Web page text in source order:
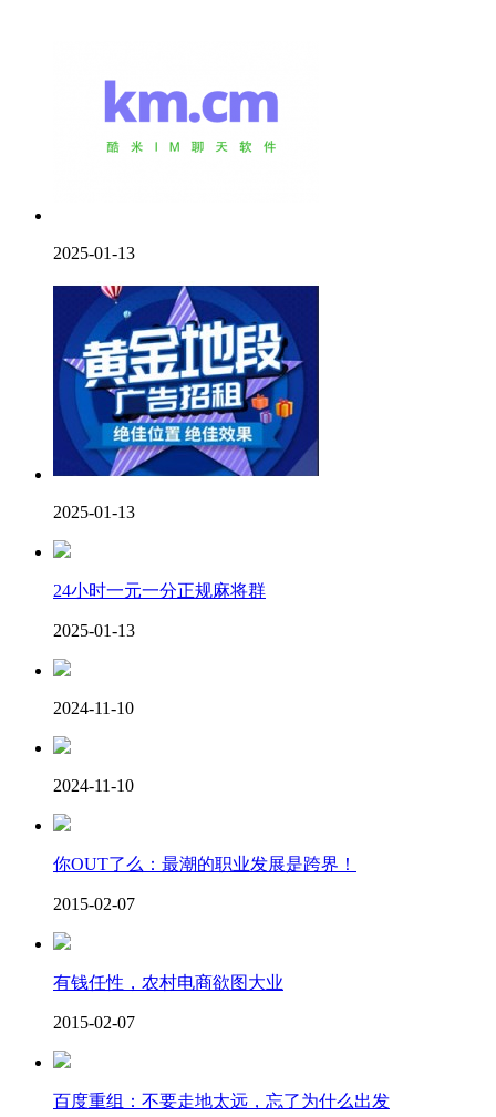
2025-01-13
2025-01-13
24小时一元一分正规麻将群
2025-01-13
2024-11-10
2024-11-10
你OUT了么：最潮的职业发展是跨界！
2015-02-07
有钱任性，农村电商欲图大业
2015-02-07
百度重组：不要走地太远，忘了为什么出发